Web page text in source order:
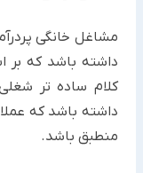
مشاغل خانگی
داشته باشد که بر
کلام ساده تر
داشته باشد که
منطبق باشد.